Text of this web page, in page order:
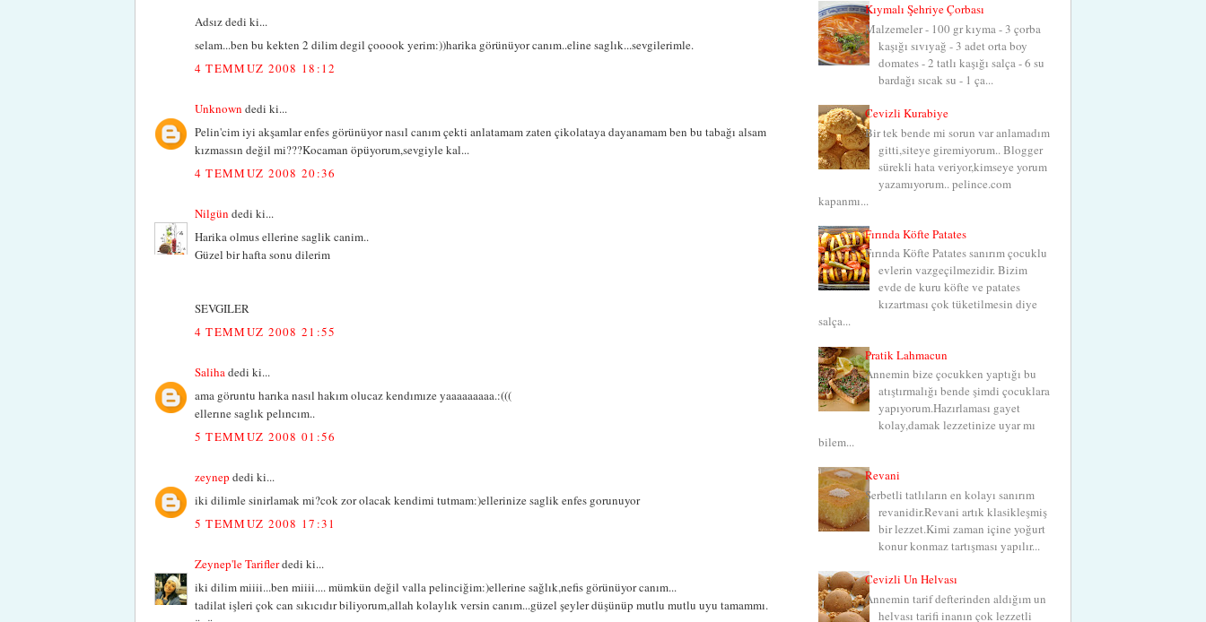
Adsız dedi ki...
selam...ben bu kekten 2 dilim degil çooook yerim:))harika görünüyor canım..eline saglık...sevgilerimle.
4 TEMMUZ 2008 18:12
Unknown dedi ki...
Pelin'cim iyi akşamlar enfes görünüyor nasıl canım çekti anlatamam zaten çikolataya dayanamam ben bu tabağı alsam
kızmassın değil mi???Kocaman öpüyorum,sevgiyle kal...
4 TEMMUZ 2008 20:36
Nilgün dedi ki...
Harika olmus ellerine saglik canim..
Güzel bir hafta sonu dilerim
SEVGILER
4 TEMMUZ 2008 21:55
Saliha dedi ki...
ama göruntu harıka nasıl hakım olucaz kendımıze yaaaaaaaaa.:(((
ellerıne saglık pelıncım..
5 TEMMUZ 2008 01:56
zeynep dedi ki...
iki dilimle sinirlamak mi?cok zor olacak kendimi tutmam:)ellerinize saglik enfes gorunuyor
5 TEMMUZ 2008 17:31
Zeynep'le Tariflerdedi ki...
iki dilim miiii...ben miiii.... mümkün değil valla pelinciğim:)ellerine sağlık,nefis görünüyor canım...
tadilat işleri çok can sıkıcıdır biliyorum,allah kolaylık versin canım...güzel şeyler düşünüp mutlu mutlu uyu tamammı.
Kıymalı Şehriye Çorbası
Malzemeler - 100 gr kıyma - 3 çorba
kaşığı sıvıyağ - 3 adet orta boy
domates - 2 tatlı kaşığı salça - 6 su
bardağı sıcak su - 1 ça...
Cevizli Kurabiye
Bir tek bende mi sorun var anlamadım
gitti,siteye giremiyorum.. Blogger
sürekli hata veriyor,kimseye yorum
yazamıyorum.. pelince.com
kapanmı...
Fırında Köfte Patates
Fırında Köfte Patates sanırım çocuklu
evlerin vazgeçilmezidir. Bizim
evde de kuru köfte ve patates
kızartması çok tüketilmesin diye
salça...
Pratik Lahmacun
Annemin bize çocukken yaptığı bu
atıştırmalığı bende şimdi çocuklara
yapıyorum.Hazırlaması gayet
kolay,damak lezzetinize uyar mı
bilem...
Revani
Şerbetli tatlıların en kolayı sanırım
revanidir.Revani artık klasikleşmiş
bir lezzet.Kimi zaman içine yoğurt
konur konmaz tartışması yapılır...
Cevizli Un Helvası
Annemin tarif defterinden aldığım un
helvası tarifi inanın çok lezzetli